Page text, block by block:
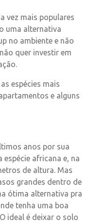
vez mais populares
uma alternativa
no ambiente e não
quer investir em
espécies mais
e alguns
anos por sua
espécie africana e, na
de altura. Mas
grandes dentro de
ótima alternativa pra
tenha uma boa
ideal é deixar o solo